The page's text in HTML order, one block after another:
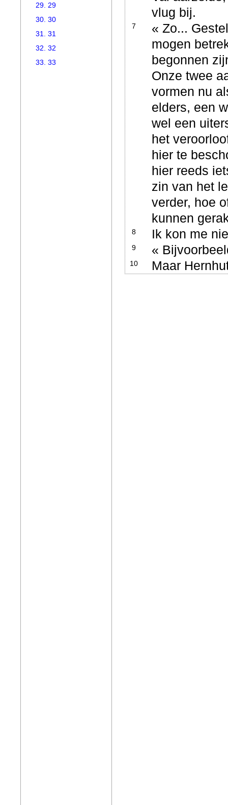
vlug bij.
7
« Zo...
mogen
begonnen
Onze twee
vormen nu
elders, een
wel een
het
hier te
hier reeds
zin van het
verder, hoe
kunnen
8 Ik kon me
9 «
10 Maar
29. 29
30. 30
31. 31
32. 32
33. 33